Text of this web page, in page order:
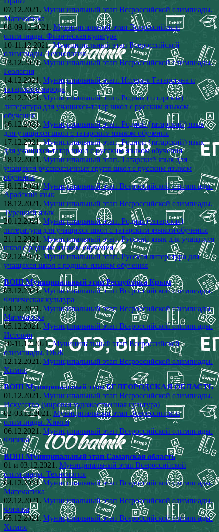
07.12.2021. Муниципальный этап Всероссийской олимпиады.
Математика
08-09.12.2021. Муниципальный этап Всероссийской
олимпиады. Физическая культура
10-11.12.2021.Муниципальный этап Всероссийской
олимпиады. Технология
13.12.2021.Муниципальный этап Всероссийской олимпиады.
Геология
14.12.2021. Муниципальный этап. История Татарстана и
татарского народа
15.12.2021.Муниципальный этап. Родная (татарская)
литература для учащихся-татар школ с русским языком
обучения
16.12.2021.Муниципальный этап. Родной (татарский) язык
для учащихся школ с татарским языком обучения
17.12.2021.Муниципальный этап. Родной (татарский) язык
для учащихся-татар школ с русским языком обучения
18.12.2021. Муниципальный этап. Татарский язык для
учащихся русскоязычных групп школ с русским языком
обучения
18.12.2021.Муниципальный этап Всероссийской олимпиады.
Арабский язык
18.12.2021. Муниципальный этап Всероссийской олимпиады.
Турецкий язык
20.12.2021.Муниципальный этап. Родная (татарская)
литература для учащихся школ с татарским языком обучения
21.12.2021. Муниципальный этап. Русский язык для учащихся
школ с родным языком обучения
22.12.2021.Муниципальный этап. Русская литература для
учащихся школ с родным языком обучения
ВОШ Муниципальный этап Республика Крым
03.12.2021.Муниципальный этап Всероссийской олимпиады.
Физическая культура
04.12.2021. Муниципальный этап Всероссийской олимпиады.
Математика
05.12.2021. Муниципальный этап Всероссийской олимпиады.
История
10-11.12.2021.Муниципальный этап Всероссийской
олимпиады. ОБЖ
12.12.2021. Муниципальный этап Всероссийской олимпиады.
Химия
ВОШ Муниципальный этап БЕЛГОРОДСКАЯ ОБЛАСТЬ
01.12.2021. Муниципальный этап Всероссийской олимпиады.
Искусство (мировая художественная культура)
02-03.12.2021. Муниципальный этап Всероссийской
олимпиады. Химия
06.12.2021. Муниципальный этап Всероссийской олимпиады.
Физика
ВОШ Муниципальный этап Самарская область
01 и 03.12.2021. Муниципальный этап Всероссийской
олимпиады. Технология
04.12.2021.Муниципальный этап Всероссийской олимпиады.
Математика
02.12.2021. Муниципальный этап Всероссийской олимпиады.
Физика
05.12.2021. Муниципальный этап Всероссийской олимпиады.
Химия